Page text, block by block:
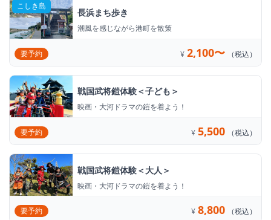
こしき島
長浜まち歩き
潮風を感じながら港町を散策
要予約 ¥ 2,100〜 （税込）
戦国武将鎧体験＜子ども＞
映画・大河ドラマの鎧を着よう！
要予約 ¥ 5,500 （税込）
戦国武将鎧体験＜大人＞
映画・大河ドラマの鎧を着よう！
要予約 ¥ 8,800 （税込）